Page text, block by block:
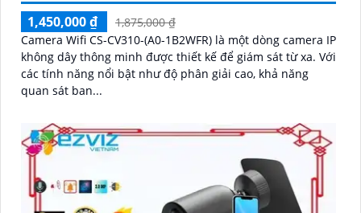
1,450,000 ₫
1,875,000 ₫
Camera Wifi CS-CV310-(A0-1B2WFR) là một dòng camera IP
không dây thông minh được thiết kế để giám sát từ xa. Với
các tính năng nổi bật như độ phân giải cao, khả năng
quan sát ban...